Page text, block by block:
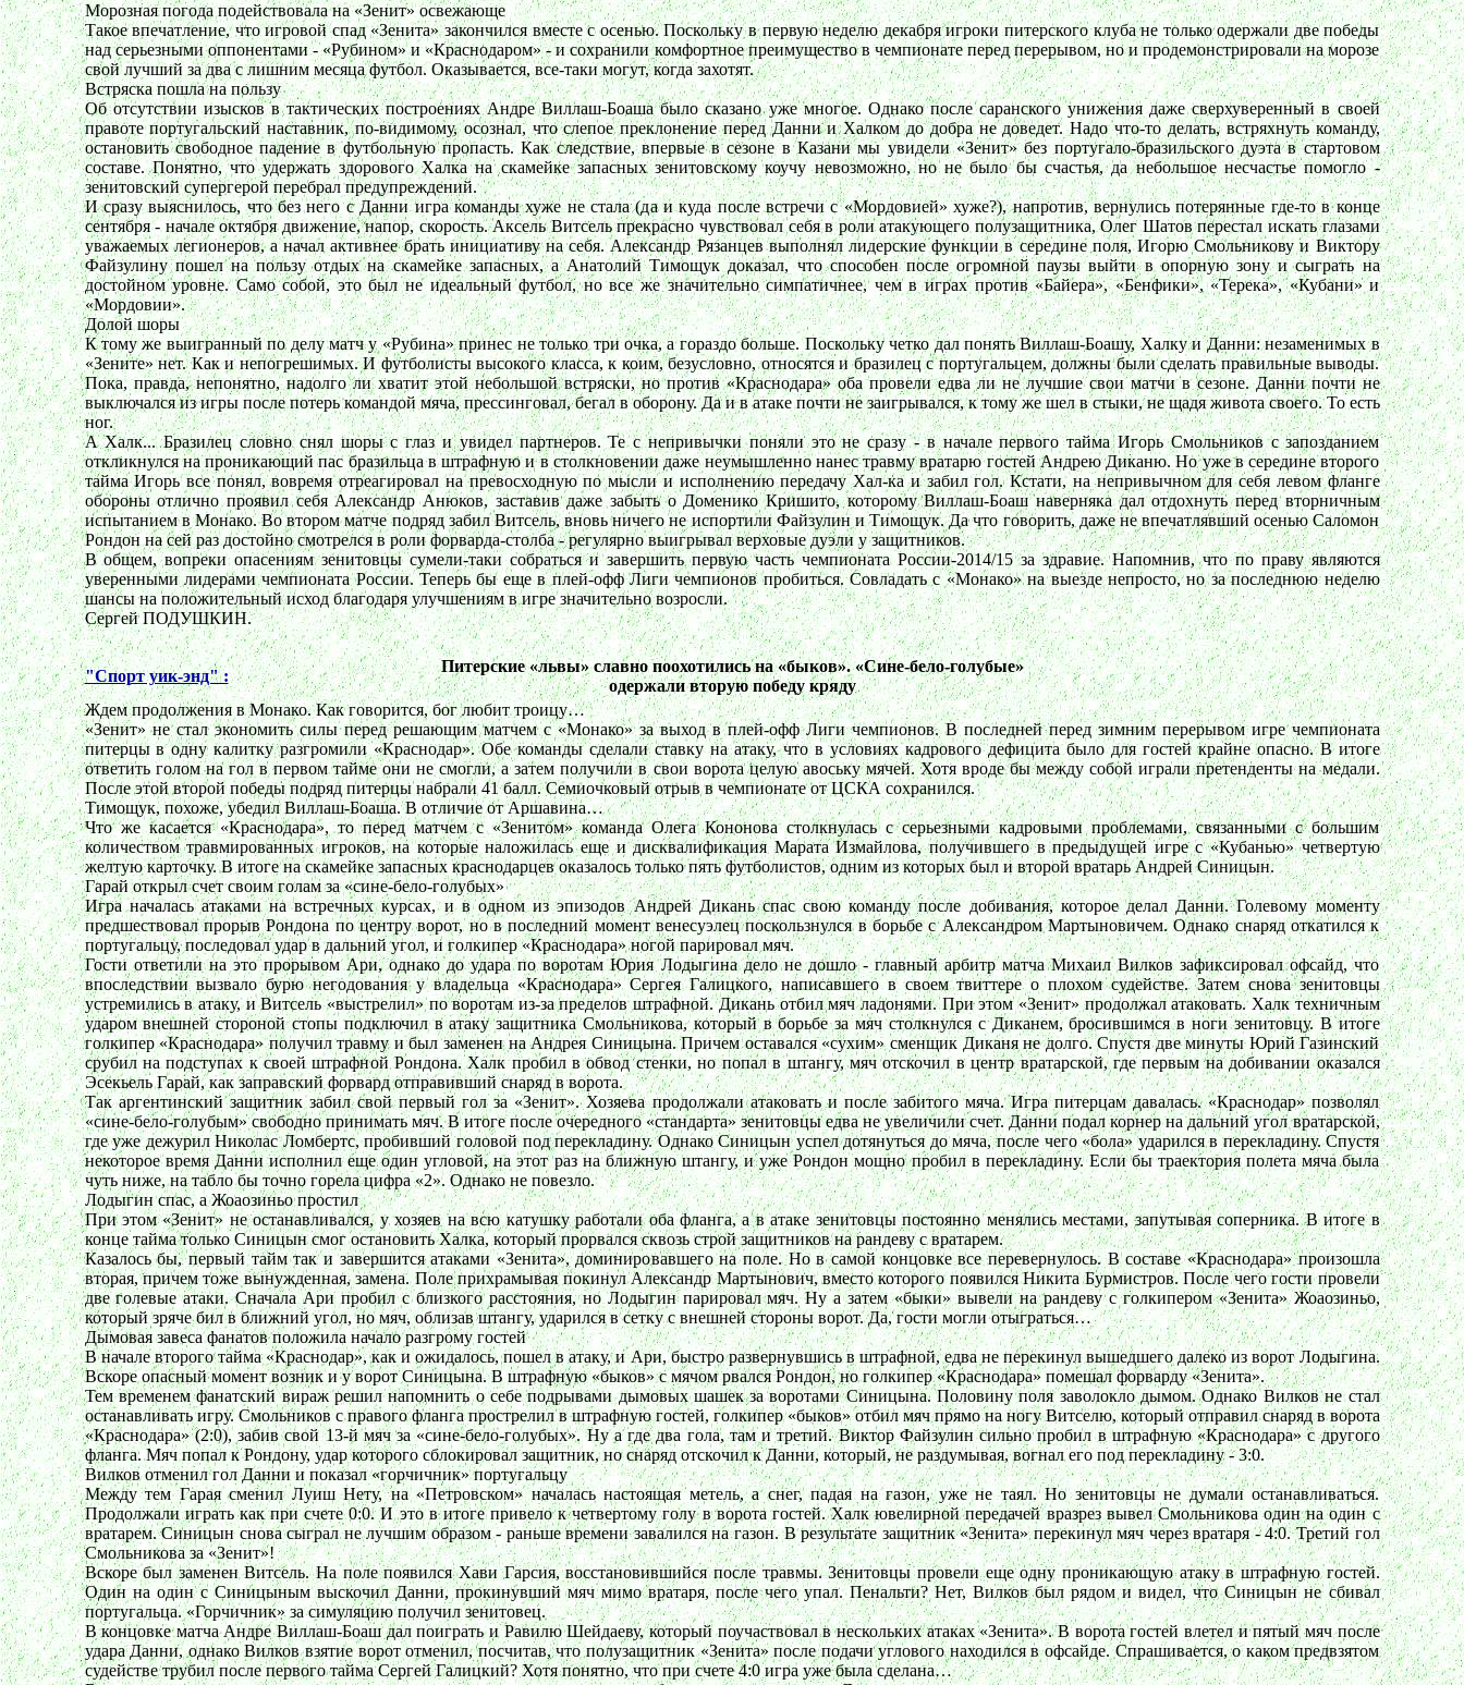
Морозная погода подействовала на «Зенит» освежающе
Такое впечатление, что игровой спад «Зенита» закончился вместе с осенью. Поскольку в первую неделю декабря игроки питерского клуба не только одержали две победы
над серьезными оппонентами - «Рубином» и «Краснодаром» - и сохранили комфортное преимущество в чемпионате перед перерывом, но и продемонстрировали на морозе
свой лучший за два с лишним месяца футбол. Оказывается, все-таки могут, когда захотят.
Встряска пошла на пользу
Об отсутствии изысков в тактических построениях Андре Виллаш-Боаша было сказано уже многое. Однако после саранского унижения даже сверхуверенный в своей
правоте португальский наставник, по-видимому, осознал, что слепое преклонение перед Данни и Халком до добра не доведет. Надо что-то делать, встряхнуть команду,
остановить свободное падение в футбольную пропасть. Как следствие, впервые в сезоне в Казани мы увидели «Зенит» без португало-бразильского дуэта в стартовом
составе. Понятно, что удержать здорового Халка на скамейке запасных зенитовскому коучу невозможно, но не было бы счастья, да небольшое несчастье помогло -
зенитовский супергерой перебрал предупреждений.
И сразу выяснилось, что без него с Данни игра команды хуже не стала (да и куда после встречи с «Мордовией» хуже?), напротив, вернулись потерянные где-то в конце
сентября - начале октября движение, напор, скорость. Аксель Витсель прекрасно чувствовал себя в роли атакующего полузащитника, Олег Шатов перестал искать глазами
уважаемых легионеров, а начал активнее брать инициативу на себя. Александр Рязанцев выполнял лидерские функции в середине поля, Игорю Смольникову и Виктору
Файзулину пошел на пользу отдых на скамейке запасных, а Анатолий Тимощук доказал, что способен после огромной паузы выйти в опорную зону и сыграть на
достойном уровне. Само собой, это был не идеальный футбол, но все же значительно симпатичнее, чем в играх против «Байера», «Бенфики», «Терека», «Кубани» и
«Мордовии».
Долой шоры
К тому же выигранный по делу матч у «Рубина» принес не только три очка, а гораздо больше. Поскольку четко дал понять Виллаш-Боашу, Халку и Данни: незаменимых в
«Зените» нет. Как и непогрешимых. И футболисты высокого класса, к коим, безусловно, относятся и бразилец с португальцем, должны были сделать правильные выводы.
Пока, правда, непонятно, надолго ли хватит этой небольшой встряски, но против «Краснодара» оба провели едва ли не лучшие свои матчи в сезоне. Данни почти не
выключался из игры после потерь командой мяча, прессинговал, бегал в оборону. Да и в атаке почти не заигрывался, к тому же шел в стыки, не щадя живота своего. То есть
ног.
А Халк... Бразилец словно снял шоры с глаз и увидел партнеров. Те с непривычки поняли это не сразу - в начале первого тайма Игорь Смольников с запозданием
откликнулся на проникающий пас бразильца в штрафную и в столкновении даже неумышленно нанес травму вратарю гостей Андрею Диканю. Но уже в середине второго
тайма Игорь все понял, вовремя отреагировал на превосходную по мысли и исполнению передачу Хал-ка и забил гол. Кстати, на непривычном для себя левом фланге
обороны отлично проявил себя Александр Анюков, заставив даже забыть о Доменико Кришито, которому Виллаш-Боаш наверняка дал отдохнуть перед вторничным
испытанием в Монако. Во втором матче подряд забил Витсель, вновь ничего не испортили Файзулин и Тимощук. Да что говорить, даже не впечатлявший осенью Саломон
Рондон на сей раз достойно смотрелся в роли форварда-столба - регулярно выигрывал верховые дуэли у защитников.
В общем, вопреки опасениям зенитовцы сумели-таки собраться и завершить первую часть чемпионата России-2014/15 за здравие. Напомнив, что по праву являются
уверенными лидерами чемпионата России. Теперь бы еще в плей-офф Лиги чемпионов пробиться. Совладать с «Монако» на выезде непросто, но за последнюю неделю
шансы на положительный исход благодаря улучшениям в игре значительно возросли.
Сергей ПОДУШКИН.
"Спорт уик-энд" :
Питерские «львы» славно поохотились на «быков». «Сине-бело-голубые»
одержали вторую победу кряду
Ждем продолжения в Монако. Как говорится, бог любит троицу…
«Зенит» не стал экономить силы перед решающим матчем с «Монако» за выход в плей-офф Лиги чемпионов. В последней перед зимним перерывом игре чемпионата
питерцы в одну калитку разгромили «Краснодар». Обе команды сделали ставку на атаку, что в условиях кадрового дефицита было для гостей крайне опасно. В итоге
ответить голом на гол в первом тайме они не смогли, а затем получили в свои ворота целую авоську мячей. Хотя вроде бы между собой играли претенденты на медали.
После этой второй победы подряд питерцы набрали 41 балл. Семиочковый отрыв в чемпионате от ЦСКА сохранился.
Тимощук, похоже, убедил Виллаш-Боаша. В отличие от Аршавина…
Что же касается «Краснодара», то перед матчем с «Зенитом» команда Олега Кононова столкнулась с серьезными кадровыми проблемами, связанными с большим
количеством травмированных игроков, на которые наложилась еще и дисквалификация Марата Измайлова, получившего в предыдущей игре с «Кубанью» четвертую
желтую карточку. В итоге на скамейке запасных краснодарцев оказалось только пять футболистов, одним из которых был и второй вратарь Андрей Синицын.
Гарай открыл счет своим голам за «сине-бело-голубых»
Игра началась атаками на встречных курсах, и в одном из эпизодов Андрей Дикань спас свою команду после добивания, которое делал Данни. Голевому моменту
предшествовал прорыв Рондона по центру ворот, но в последний момент венесуэлец поскользнулся в борьбе с Александром Мартыновичем. Однако снаряд откатился к
португальцу, последовал удар в дальний угол, и голкипер «Краснодара» ногой парировал мяч.
Гости ответили на это прорывом Ари, однако до удара по воротам Юрия Лодыгина дело не дошло - главный арбитр матча Михаил Вилков зафиксировал офсайд, что
впоследствии вызвало бурю негодования у владельца «Краснодара» Сергея Галицкого, написавшего в своем твиттере о плохом судействе. Затем снова зенитовцы
устремились в атаку, и Витсель «выстрелил» по воротам из-за пределов штрафной. Дикань отбил мяч ладонями. При этом «Зенит» продолжал атаковать. Халк техничным
ударом внешней стороной стопы подключил в атаку защитника Смольникова, который в борьбе за мяч столкнулся с Диканем, бросившимся в ноги зенитовцу. В итоге
голкипер «Краснодара» получил травму и был заменен на Андрея Синицына. Причем оставался «сухим» сменщик Диканя не долго. Спустя две минуты Юрий Газинский
срубил на подступах к своей штрафной Рондона. Халк пробил в обвод стенки, но попал в штангу, мяч отскочил в центр вратарской, где первым на добивании оказался
Эсекьель Гарай, как заправский форвард отправивший снаряд в ворота.
Так аргентинский защитник забил свой первый гол за «Зенит». Хозяева продолжали атаковать и после забитого мяча. Игра питерцам давалась. «Краснодар» позволял
«сине-бело-голубым» свободно принимать мяч. В итоге после очередного «стандарта» зенитовцы едва не увеличили счет. Данни подал корнер на дальний угол вратарской,
где уже дежурил Николас Ломбертс, пробивший головой под перекладину. Однако Синицын успел дотянуться до мяча, после чего «бола» ударился в перекладину. Спустя
некоторое время Данни исполнил еще один угловой, на этот раз на ближную штангу, и уже Рондон мощно пробил в перекладину. Если бы траектория полета мяча была
чуть ниже, на табло бы точно горела цифра «2». Однако не повезло.
Лодыгин спас, а Жоаозиньо простил
При этом «Зенит» не останавливался, у хозяев на всю катушку работали оба фланга, а в атаке зенитовцы постоянно менялись местами, запутывая соперника. В итоге в
конце тайма только Синицын смог остановить Халка, который прорвался сквозь строй защитников на рандеву с вратарем.
Казалось бы, первый тайм так и завершится атаками «Зенита», доминировавшего на поле. Но в самой концовке все перевернулось. В составе «Краснодара» произошла
вторая, причем тоже вынужденная, замена. Поле прихрамывая покинул Александр Мартынович, вместо которого появился Никита Бурмистров. После чего гости провели
две голевые атаки. Сначала Ари пробил с близкого расстояния, но Лодыгин парировал мяч. Ну а затем «быки» вывели на рандеву с голкипером «Зенита» Жоаозиньо,
который зряче бил в ближний угол, но мяч, облизав штангу, ударился в сетку с внешней стороны ворот. Да, гости могли отыграться…
Дымовая завеса фанатов положила начало разгрому гостей
В начале второго тайма «Краснодар», как и ожидалось, пошел в атаку, и Ари, быстро развернувшись в штрафной, едва не перекинул вышедшего далеко из ворот Лодыгина.
Вскоре опасный момент возник и у ворот Синицына. В штрафную «быков» с мячом рвался Рондон, но голкипер «Краснодара» помешал форварду «Зенита».
Тем временем фанатский вираж решил напомнить о себе подрывами дымовых шашек за воротами Синицына. Половину поля заволокло дымом. Однако Вилков не стал
останавливать игру. Смольников с правого фланга прострелил в штрафную гостей, голкипер «быков» отбил мяч прямо на ногу Витселю, который отправил снаряд в ворота
«Краснодара» (2:0), забив свой 13-й мяч за «сине-бело-голубых». Ну а где два гола, там и третий. Виктор Файзулин сильно пробил в штрафную «Краснодара» с другого
фланга. Мяч попал к Рондону, удар которого сблокировал защитник, но снаряд отскочил к Данни, который, не раздумывая, вогнал его под перекладину - 3:0.
Вилков отменил гол Данни и показал «горчичник» португальцу
Между тем Гарая сменил Луиш Нету, на «Петровском» началась настоящая метель, а снег, падая на газон, уже не таял. Но зенитовцы не думали останавливаться.
Продолжали играть как при счете 0:0. И это в итоге привело к четвертому голу в ворота гостей. Халк ювелирной передачей вразрез вывел Смольникова один на один с
вратарем. Синицын снова сыграл не лучшим образом - раньше времени завалился на газон. В результате защитник «Зенита» перекинул мяч через вратаря - 4:0. Третий гол
Смольникова за «Зенит»!
Вскоре был заменен Витсель. На поле появился Хави Гарсия, восстановившийся после травмы. Зенитовцы провели еще одну проникающую атаку в штрафную гостей.
Один на один с Синицыным выскочил Данни, прокинувший мяч мимо вратаря, после чего упал. Пенальти? Нет, Вилков был рядом и видел, что Синицын не сбивал
португальца. «Горчичник» за симуляцию получил зенитовец.
В концовке матча Андре Виллаш-Боаш дал поиграть и Равилю Шейдаеву, который поучаствовал в нескольких атаках «Зенита». В ворота гостей влетел и пятый мяч после
удара Данни, однако Вилков взятие ворот отменил, посчитав, что полузащитник «Зенита» после подачи углового находился в офсайде. Спрашивается, о каком предвзятом
судействе трубил после первого тайма Сергей Галицкий? Хотя понятно, что при счете 4:0 игра уже была сделана…